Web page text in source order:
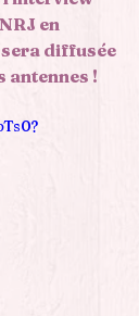
en
diffusée
antennes !